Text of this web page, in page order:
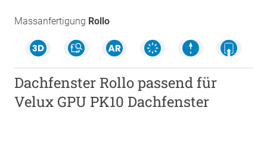
Massanfertigung Rollo
Dachfenster Rollo passend für
Velux GPU PK10 Dachfenster